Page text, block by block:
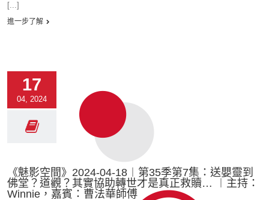
[...]
進一步了解
17
04, 2024
《魅影空間》2024-04-18︱第35季第7集：送嬰靈到
佛堂？道觀？其實協助轉世才是真正救贖… ︱主持：
Winnie，嘉賓：曹法華師傅